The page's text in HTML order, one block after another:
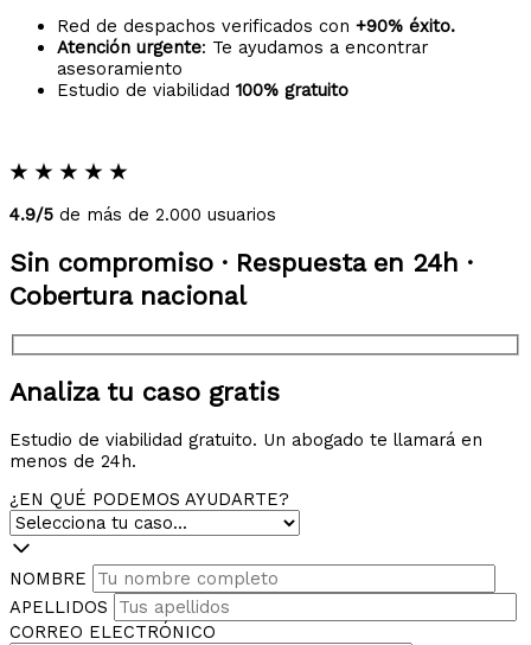
Red de despachos verificados con +90% éxito.
Atención urgente: Te ayudamos a encontrar
asesoramiento
Estudio de viabilidad 100% gratuito
★ ★ ★ ★ ★
4.9/5 de más de 2.000 usuarios
Sin compromiso · Respuesta en 24h ·
Cobertura nacional
Analiza tu caso gratis
Estudio de viabilidad gratuito. Un abogado te llamará en
menos de 24h.
¿EN QUÉ PODEMOS AYUDARTE?
NOMBRE
APELLIDOS
CORREO ELECTRÓNICO